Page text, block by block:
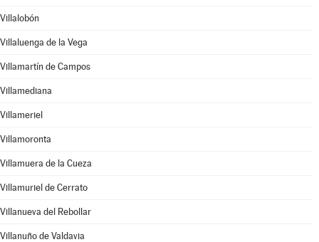
Villalobón
Villaluenga de la Vega
Villamartín de Campos
Villamediana
Villameriel
Villamoronta
Villamuera de la Cueza
Villamuriel de Cerrato
Villanueva del Rebollar
Villanuño de Valdavia